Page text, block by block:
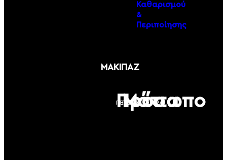
Καθαρισμού
&
Περιποίησης
ΜΑΚΙΓΙΑΖ
ΠΕΡΙΣΣΟΤΕΡΑ
Πρόσωπο
ΠΕΡΙΣΣΟΤΕΡΑ
Μάτια